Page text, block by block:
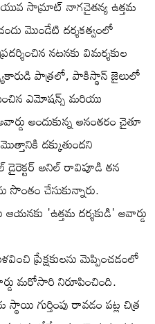
సామ్రాట్ నాగచైతన్య ఉత్తమ
మొండేటి దర్శకత్వంలో
నటనకు విమర్శకుల
పాత్రలో, పాకిస్థాన్ జైలులో
ఎమోషన్స్ మరియు
అందుకున్న అనంతరం చైతూ
దక్కుతుందని
అనిల్ రావిపూడి తన
చేసుకున్నారు.
ఆయనకు 'ఉత్తమ దర్శకుడి' అవార్డు
ప్రేక్షకులను మెప్పించడంలో
మరోసారి నిరూపించింది.
గుర్తింపు రావడం పట్ల చిత్ర